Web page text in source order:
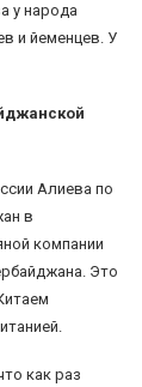
у народа
и йеменцев. У
Алиева по
в
компании
Это
как раз